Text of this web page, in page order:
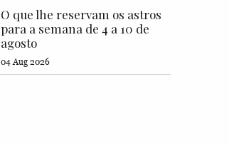
O que lhe reservam os astros
para a semana de 4 a 10 de
agosto
04 Aug 2026